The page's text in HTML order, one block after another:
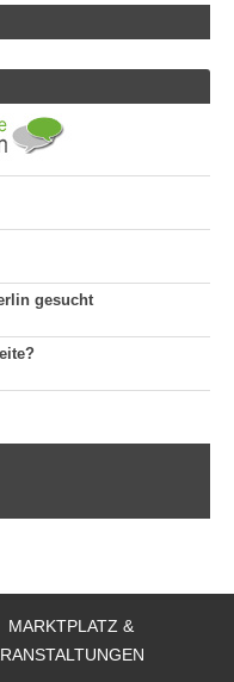
gesucht
MARKTPLATZ &